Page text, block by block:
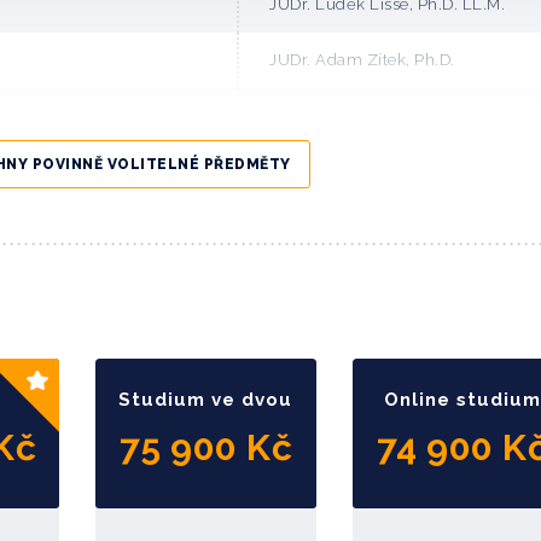
JUDr. Luděk Lisse, Ph.D. LL.M.
JUDr. Adam Zítek, Ph.D.
Pietro Andrea Podda, Ph.D.
Ing. Miroslav Focht, MBA
Bc. Jan Brodský, DiS.
Mgr. Patrik Spannbauer
POVINNĚ VOLITELNÉ PŘEDMĚTY
Studium ve dvou
75 900 Kč
Online studium
74 900